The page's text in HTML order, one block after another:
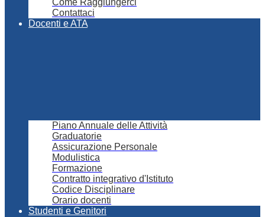
Come Raggiungerci
Contattaci
Docenti e ATA
Piano Annuale delle Attività
Graduatorie
Assicurazione Personale
Modulistica
Formazione
Contratto integrativo d'Istituto
Codice Disciplinare
Orario docenti
Studenti e Genitori